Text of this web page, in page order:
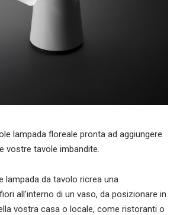
lampada floreale pronta ad aggiungere
vostre tavole imbandite.
lampada da tavolo ricrea una
all’interno di un vaso, da posizionare in
vostra casa o locale, come ristoranti o